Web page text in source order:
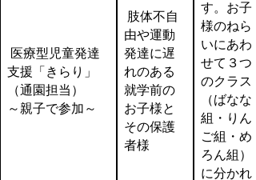
医療型児童発達
支援「きらり」
（通園担当）
～親子で参加～
肢体不自
由や運動
発達に遅
れのある
就学前の
お子様と
その保護
者様
す。お子
様のねら
いにあわ
せて３つ
のクラス
（ばなな
組・りん
ご組・め
ろん組）
に分かれ